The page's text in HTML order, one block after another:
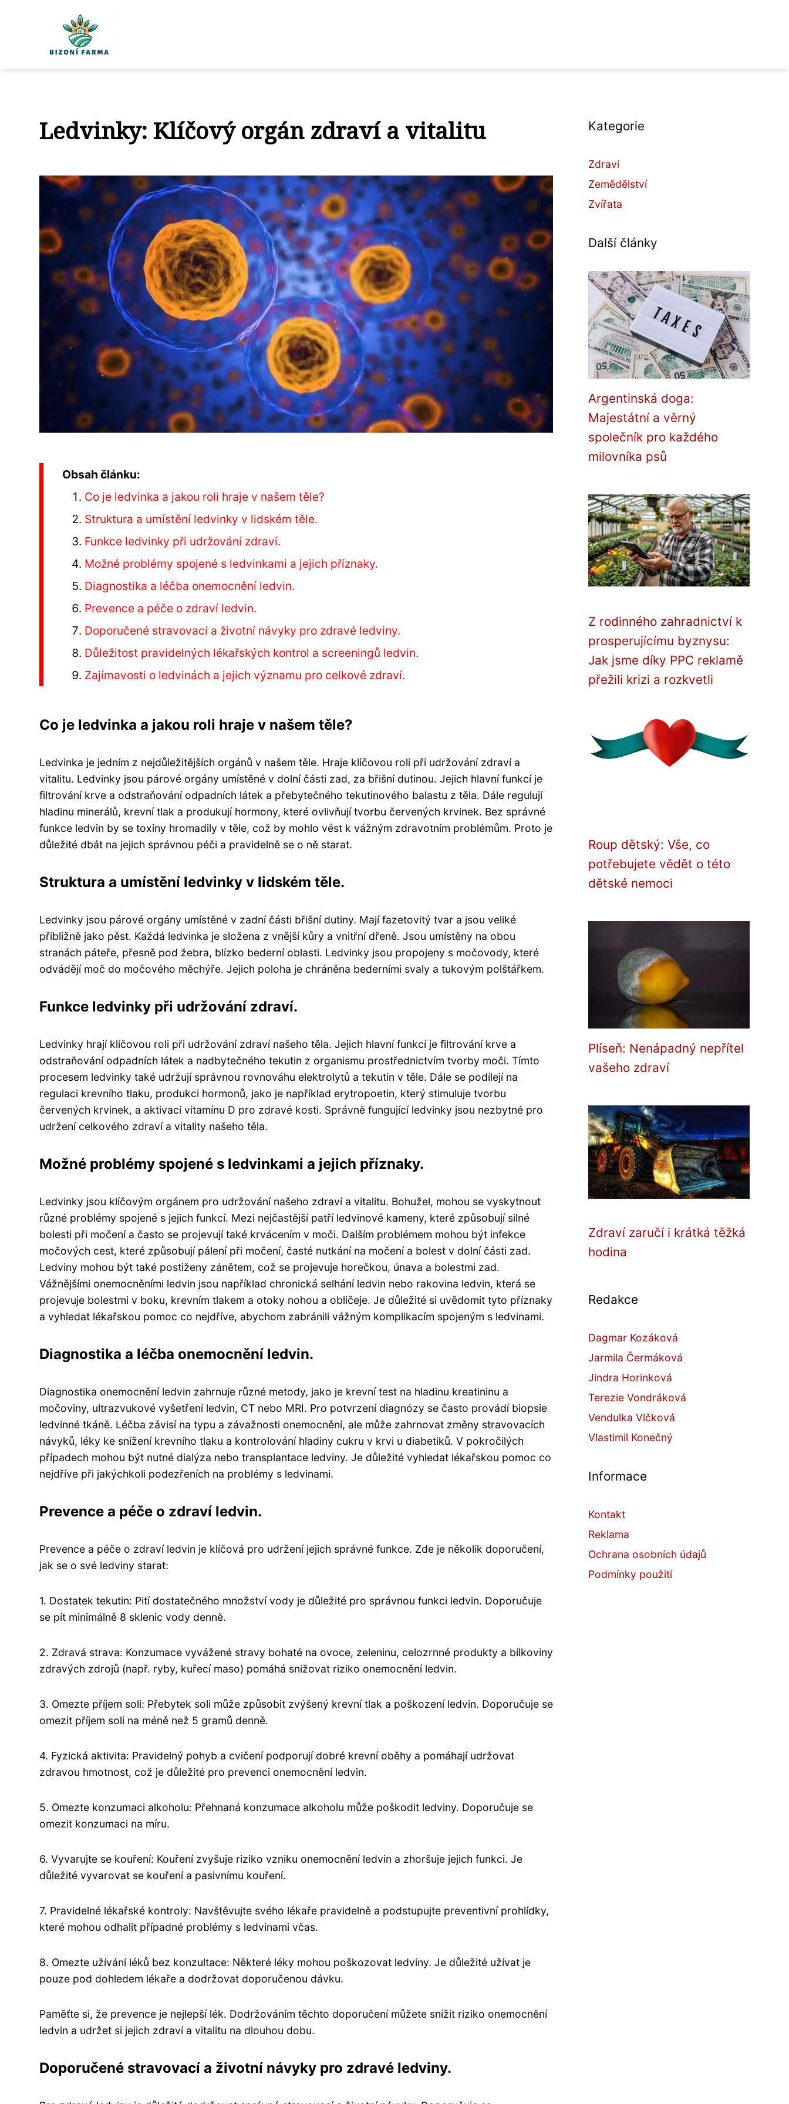
Ledvinky: Klíčový orgán zdraví a vitalitu
Obsah článku:
Co je ledvinka a jakou roli hraje v našem těle?
Struktura a umístění ledvinky v lidském těle.
Funkce ledvinky při udržování zdraví.
Možné problémy spojené s ledvinkami a jejich příznaky.
Diagnostika a léčba onemocnění ledvin.
Prevence a péče o zdraví ledvin.
Doporučené stravovací a životní návyky pro zdravé ledviny.
Důležitost pravidelných lékařských kontrol a screeningů ledvin.
Zajímavosti o ledvinách a jejich významu pro celkové zdraví.
Co je ledvinka a jakou roli hraje v našem těle?
Ledvinka je jedním z nejdůležitějších orgánů v našem těle. Hraje klíčovou roli při udržování zdraví a
vitalitu. Ledvinky jsou párové orgány umístěné v dolní části zad, za břišní dutinou. Jejich hlavní funkcí je
filtrování krve a odstraňování odpadních látek a přebytečného tekutinového balastu z těla. Dále regulují
hladinu minerálů, krevní tlak a produkují hormony, které ovlivňují tvorbu červených krvinek. Bez správné
funkce ledvin by se toxiny hromadily v těle, což by mohlo vést k vážným zdravotním problémům. Proto je
důležité dbát na jejich správnou péči a pravidelně se o ně starat.
Struktura a umístění ledvinky v lidském těle.
Ledvinky jsou párové orgány umístěné v zadní části břišní dutiny. Mají fazetovitý tvar a jsou veliké
přibližně jako pěst. Každá ledvinka je složena z vnější kůry a vnitřní dřeně. Jsou umístěny na obou
stranách páteře, přesně pod žebra, blízko bederní oblasti. Ledvinky jsou propojeny s močovody, které
odvádějí moč do močového měchýře. Jejich poloha je chráněna bederními svaly a tukovým polštářkem.
Funkce ledvinky při udržování zdraví.
Ledvinky hrají klíčovou roli při udržování zdraví našeho těla. Jejich hlavní funkcí je filtrování krve a
odstraňování odpadních látek a nadbytečného tekutin z organismu prostřednictvím tvorby moči. Tímto
procesem ledvinky také udržují správnou rovnováhu elektrolytů a tekutin v těle. Dále se podílejí na
regulaci krevního tlaku, produkci hormonů, jako je například erytropoetin, který stimuluje tvorbu
červených krvinek, a aktivaci vitamínu D pro zdravé kosti. Správně fungující ledvinky jsou nezbytné pro
udržení celkového zdraví a vitality našeho těla.
Možné problémy spojené s ledvinkami a jejich příznaky.
Ledvinky jsou klíčovým orgánem pro udržování našeho zdraví a vitalitu. Bohužel, mohou se vyskytnout
různé problémy spojené s jejich funkcí. Mezi nejčastější patří ledvinové kameny, které způsobují silné
bolesti při močení a často se projevují také krvácením v moči. Dalším problémem mohou být infekce
močových cest, které způsobují pálení při močení, časté nutkání na močení a bolest v dolní části zad.
Ledviny mohou být také postiženy zánětem, což se projevuje horečkou, únava a bolestmi zad.
Vážnějšími onemocněními ledvin jsou například chronická selhání ledvin nebo rakovina ledvin, která se
projevuje bolestmi v boku, krevním tlakem a otoky nohou a obličeje. Je důležité si uvědomit tyto příznaky
a vyhledat lékařskou pomoc co nejdříve, abychom zabránili vážným komplikacím spojeným s ledvinami.
Diagnostika a léčba onemocnění ledvin.
Diagnostika onemocnění ledvin zahrnuje různé metody, jako je krevní test na hladinu kreatininu a
močoviny, ultrazvukové vyšetření ledvin, CT nebo MRI. Pro potvrzení diagnózy se často provádí biopsie
ledvinné tkáně. Léčba závisí na typu a závažnosti onemocnění, ale může zahrnovat změny stravovacích
návyků, léky ke snížení krevního tlaku a kontrolování hladiny cukru v krvi u diabetiků. V pokročilých
případech mohou být nutné dialýza nebo transplantace ledviny. Je důležité vyhledat lékařskou pomoc co
nejdříve při jakýchkoli podezřeních na problémy s ledvinami.
Prevence a péče o zdraví ledvin.
Prevence a péče o zdraví ledvin je klíčová pro udržení jejich správné funkce. Zde je několik doporučení,
jak se o své ledviny starat:
1. Dostatek tekutin: Pití dostatečného množství vody je důležité pro správnou funkci ledvin. Doporučuje
se pít minimálně 8 sklenic vody denně.
2. Zdravá strava: Konzumace vyvážené stravy bohaté na ovoce, zeleninu, celozrnné produkty a bílkoviny
zdravých zdrojů (např. ryby, kuřecí maso) pomáhá snižovat riziko onemocnění ledvin.
3. Omezte příjem soli: Přebytek soli může způsobit zvýšený krevní tlak a poškození ledvin. Doporučuje se
omezit příjem soli na méně než 5 gramů denně.
4. Fyzická aktivita: Pravidelný pohyb a cvičení podporují dobré krevní oběhy a pomáhají udržovat
zdravou hmotnost, což je důležité pro prevenci onemocnění ledvin.
5. Omezte konzumaci alkoholu: Přehnaná konzumace alkoholu může poškodit ledviny. Doporučuje se
omezit konzumaci na míru.
6. Vyvarujte se kouření: Kouření zvyšuje riziko vzniku onemocnění ledvin a zhoršuje jejich funkci. Je
důležité vyvarovat se kouření a pasivnímu kouření.
7. Pravidelné lékařské kontroly: Navštěvujte svého lékaře pravidelně a podstupujte preventivní prohlídky,
které mohou odhalit případné problémy s ledvinami včas.
8. Omezte užívání léků bez konzultace: Některé léky mohou poškozovat ledviny. Je důležité užívat je
pouze pod dohledem lékaře a dodržovat doporučenou dávku.
Paměťte si, že prevence je nejlepší lék. Dodržováním těchto doporučení můžete snížit riziko onemocnění
ledvin a udržet si jejich zdraví a vitalitu na dlouhou dobu.
Doporučené stravovací a životní návyky pro zdravé ledviny.
Kategorie
Zdraví
Zemědělství
Zvířata
Další články
Argentinská doga:
Majestátní a věrný
společník pro každého
milovníka psů
Z rodinného zahradnictví k
prosperujícímu byznysu:
Jak jsme díky PPC reklamě
přežili krizi a rozkvetli
Roup dětský: Vše, co
potřebujete vědět o této
dětské nemoci
Plíseň: Nenápadný nepřítel
vašeho zdraví
Zdraví zaručí i krátká těžká
hodina
Redakce
Dagmar Kozáková
Jarmila Čermáková
Jindra Horinková
Terezie Vondráková
Vendulka Vlčková
Vlastimil Konečný
Informace
Kontakt
Reklama
Ochrana osobních údajů
Podmínky použití